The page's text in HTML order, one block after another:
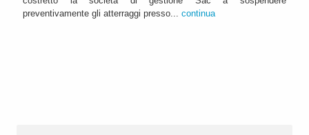
preventivamente gli atterraggi presso... continua